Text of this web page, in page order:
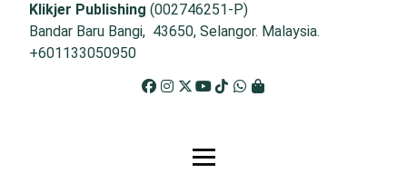
Klikjer Publishing (002746251-P)
Bandar Baru Bangi, 43650, Selangor. Malaysia.
+601133050950